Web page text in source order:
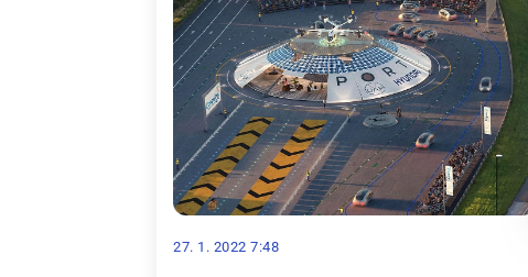
27. 1. 2022 7:48